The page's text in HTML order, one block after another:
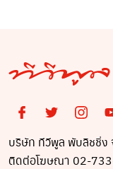
บริษัท ทีวีพูล พับลิชชิ่ง
ติดต่อโฆษณา 02-